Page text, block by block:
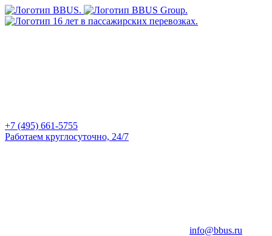
+7 (495) 661-5755
Работаем круглосуточно, 24/7
info@bbus.ru